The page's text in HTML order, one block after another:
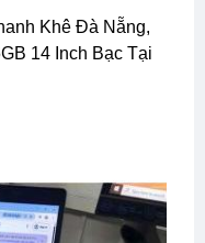
14 Inch Bạc Tại